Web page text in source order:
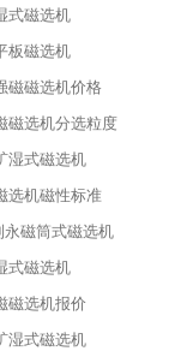
式磁选机
板磁选机
磁磁选机价格
磁选机分选粒度
湿式磁选机
选机磁性标准
永磁筒式磁选机
式磁选机
磁选机报价
湿式磁选机